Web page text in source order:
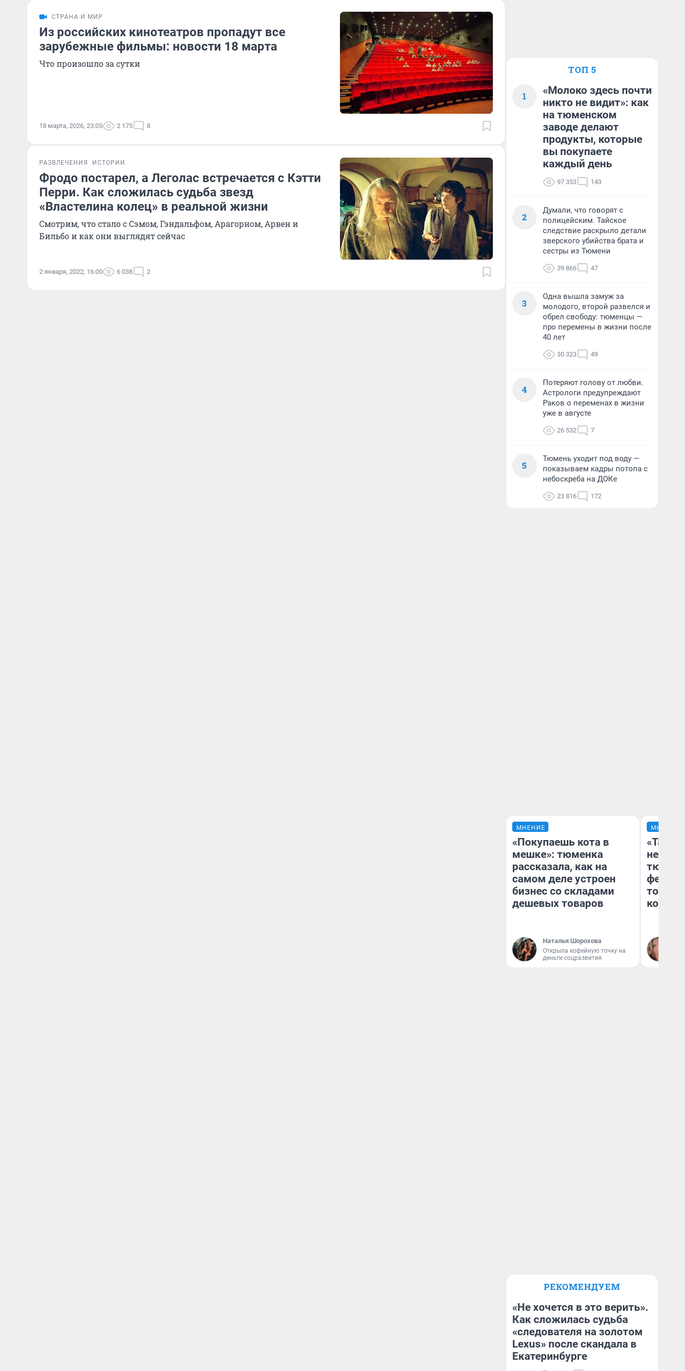
СТРАНА И МИР
Из российских кинотеатров пропадут все
зарубежные фильмы: новости 18 марта
Что произошло за сутки
18 марта, 2026, 23:05 2 175 8
РАЗВЛЕЧЕНИЯ ИСТОРИИ
Фродо постарел, а Леголас встречается с Кэтти
Перри. Как сложилась судьба звезд
«Властелина колец» в реальной жизни
Смотрим, что стало с Сэмом, Гэндальфом, Арагорном, Арвен и
Бильбо и как они выглядят сейчас
2 января, 2022, 16:00 6 038 2
ТОП 5
1
«Молоко здесь почти
никто не видит»: как
на тюменском
заводе делают
продукты, которые
вы покупаете
каждый день
97 353 143
2
Думали, что говорят с
полицейским. Тайское
следствие раскрыло детали
зверского убийства брата и
сестры из Тюмени
39 866 47
3
Одна вышла замуж за
молодого, второй развелся и
обрел свободу: тюменцы —
про перемены в жизни после
40 лет
30 323 49
4
Потеряют голову от любви.
Астрологи предупреждают
Раков о переменах в жизни
уже в августе
26 532 7
5
Тюмень уходит под воду —
показываем кадры потопа с
небоскреба на ДОКе
23 816 172
МНЕНИЕ
«Покупаешь кота в
мешке»: тюменка
рассказала, как на
самом деле устроен
бизнес со складами
дешевых товаров
Наталья Шорохова
Открыла кофейную точку на
деньги соцразвития
МНЕНИЕ
не
РЕКОМЕНДУЕМ
«Не хочется в это верить».
Как сложилась судьба
«следователя на золотом
Lexus» после скандала в
Екатеринбурге